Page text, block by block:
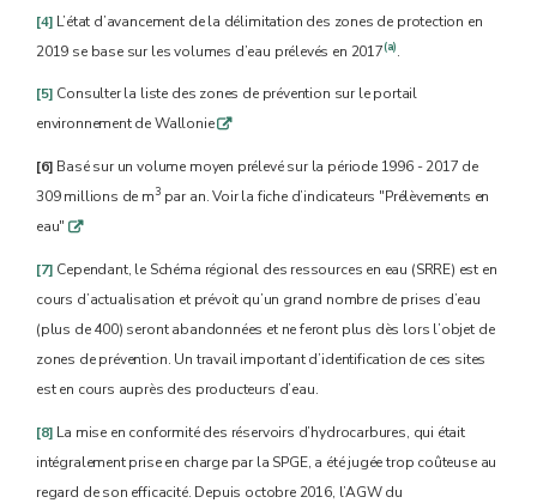
[4] L’état d’avancement de la délimitation des zones de protection en
2019 se base sur les volumes d’eau prélevés en 2017(a).
[5] Consulter la liste des zones de prévention sur le portail
environnement de Wallonieq
[6] Basé sur un volume moyen prélevé sur la période 1996 - 2017 de
309 millions de m3par an. Voir la fiche d’indicateurs "Prélèvements en
eau"q
[7] Cependant, le Schéma régional des ressources en eau (SRRE) est en
cours d’actualisation et prévoit qu’un grand nombre de prises d’eau
(plus de 400) seront abandonnées et ne feront plus dès lors l’objet de
zones de prévention. Un travail important d’identification de ces sites
est en cours auprès des producteurs d’eau.
[8] La mise en conformité des réservoirs d’hydrocarbures, qui était
intégralement prise en charge par la SPGE, a été jugée trop coûteuse au
regard de son efficacité. Depuis octobre 2016, l’AGW du